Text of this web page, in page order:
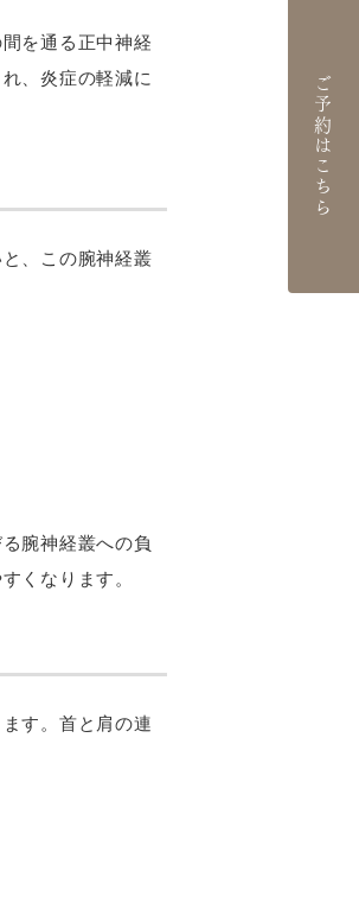
を通る正中神経
、炎症の軽減に
、この腕神経叢
腕神経叢への負
くなります。
す。首と肩の連
ご予約はこちら